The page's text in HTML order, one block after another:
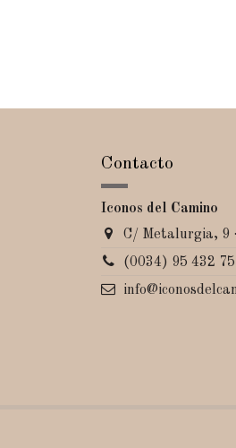
Contacto
Iconos del Camino
C/ Metalurgia, 9
(0034) 95 432